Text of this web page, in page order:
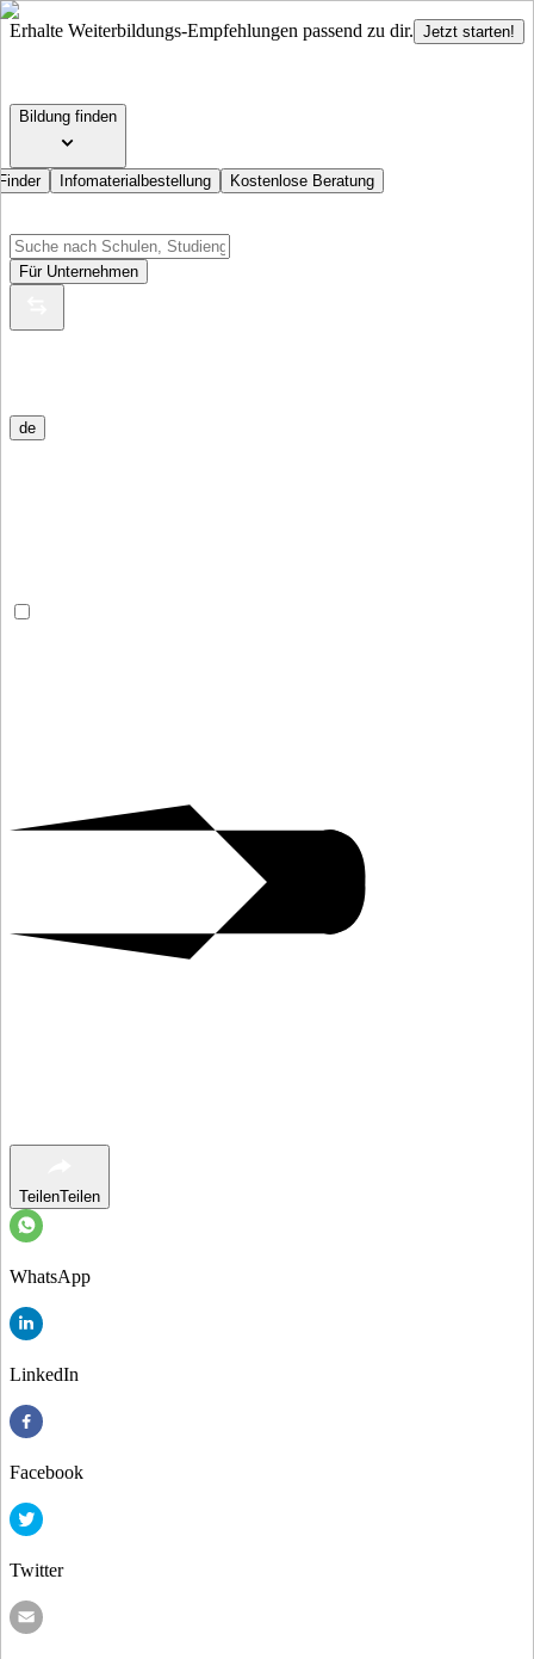
Erhalte Weiterbildungs-Empfehlungen passend zu dir. Jetzt starten!
Bildung finden
Infomaterialbestellung Kostenlose Beratung
Für Unternehmen
de
TeilenTeilen
WhatsApp
LinkedIn
Facebook
Twitter